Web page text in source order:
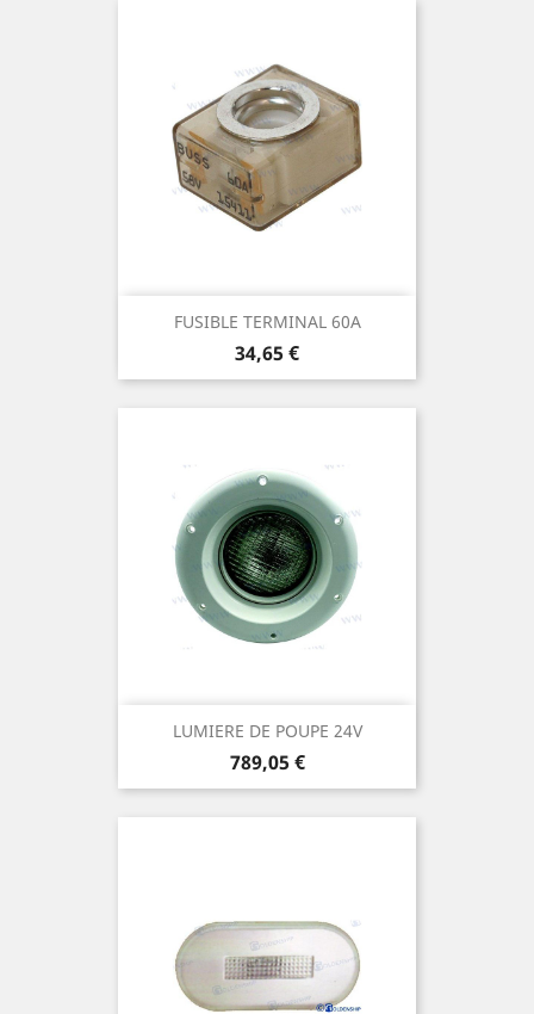
FUSIBLE TERMINAL 60A
Prix
34,65 €
LUMIERE DE POUPE 24V
Prix
789,05 €